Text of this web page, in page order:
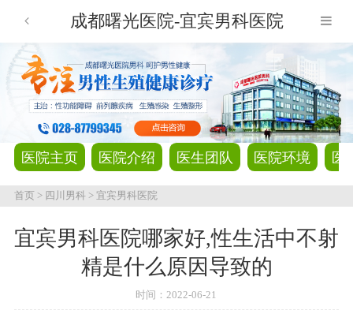
成都曙光医院-宜宾男科医院
医院主页 医院介绍 医生团队 医院环境 医
首页> 四川男科> 宜宾男科医院
宜宾男科医院哪家好,性生活中不射
精是什么原因导致的
时间：2022-06-21